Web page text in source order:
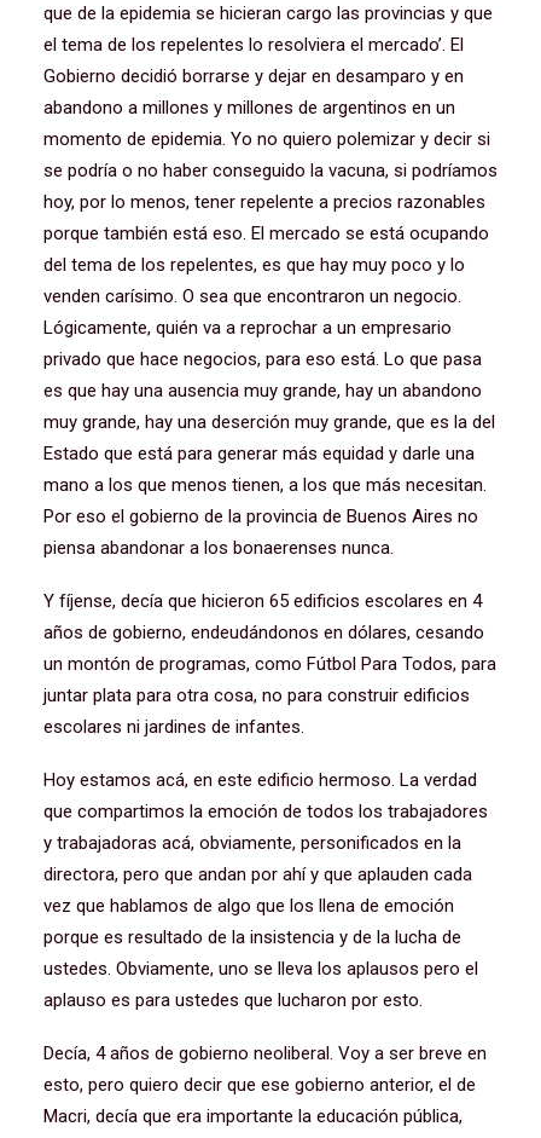
que de la epidemia se hicieran cargo las provincias y que
el tema de los repelentes lo resolviera el mercado’. El
Gobierno decidió borrarse y dejar en desamparo y en
abandono a millones y millones de argentinos en un
momento de epidemia. Yo no quiero polemizar y decir si
se podría o no haber conseguido la vacuna, si podríamos
hoy, por lo menos, tener repelente a precios razonables
porque también está eso. El mercado se está ocupando
del tema de los repelentes, es que hay muy poco y lo
venden carísimo. O sea que encontraron un negocio.
Lógicamente, quién va a reprochar a un empresario
privado que hace negocios, para eso está. Lo que pasa
es que hay una ausencia muy grande, hay un abandono
muy grande, hay una deserción muy grande, que es la del
Estado que está para generar más equidad y darle una
mano a los que menos tienen, a los que más necesitan.
Por eso el gobierno de la provincia de Buenos Aires no
piensa abandonar a los bonaerenses nunca.
Y fíjense, decía que hicieron 65 edificios escolares en 4
años de gobierno, endeudándonos en dólares, cesando
un montón de programas, como Fútbol Para Todos, para
juntar plata para otra cosa, no para construir edificios
escolares ni jardines de infantes.
Hoy estamos acá, en este edificio hermoso. La verdad
que compartimos la emoción de todos los trabajadores
y trabajadoras acá, obviamente, personificados en la
directora, pero que andan por ahí y que aplauden cada
vez que hablamos de algo que los llena de emoción
porque es resultado de la insistencia y de la lucha de
ustedes. Obviamente, uno se lleva los aplausos pero el
aplauso es para ustedes que lucharon por esto.
Decía, 4 años de gobierno neoliberal. Voy a ser breve en
esto, pero quiero decir que ese gobierno anterior, el de
Macri, decía que era importante la educación pública,